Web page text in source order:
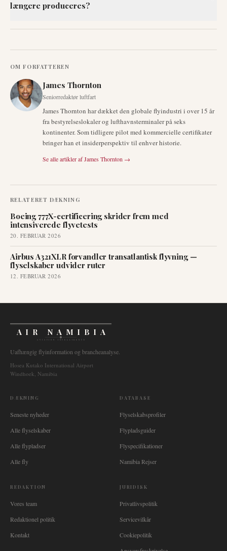
længere produceres?
OM FORFATTEREN
James Thornton
Seniorredaktør luftfart
James Thornton har dækket den globale flyindustri i over 15 år
fra bestyrelseslokaler og lufthavnsterminaler på seks
kontinenter. Som tidligere pilot med kommercielle certifikater
bringer han et insiderperspektiv til enhver historie.
Se alle artikler afJames Thornton →
RELATERET DÆKNING
Boeing 777X-certificering skrider frem med
intensiverede flyvetests
20. FEBRUAR 2026
Airbus A321XLR forvandler transatlantisk flyvning —
flyselskaber udvider ruter
12. FEBRUAR 2026
AIR NAMIBIA
AVIATION INTELLIGENCE
Uafhængig flyinformation og brancheanalyse.
Hosea Kutako International Airport
Windhoek, Namibia
DÆKNING
Seneste nyheder
Alle flyselskaber
Alle flypladser
Alle fly
DATABASE
Flyselskabsprofiler
Flypladsguider
Flyspecifikationer
Namibia Rejser
REDAKTION
Vores team
Redaktionel politik
Kontakt
JURIDISK
Privatlivspolitik
Servicevilkår
Cookiepolitik